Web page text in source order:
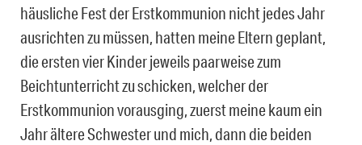
häusliche Fest der Erstkommunion nicht jedes Jahr
ausrichten zu müssen, hatten meine Eltern geplant,
die ersten vier Kinder jeweils paarweise zum
Beichtunterricht zu schicken, welcher der
Erstkommunion vorausging, zuerst meine kaum ein
Jahr ältere Schwester und mich, dann die beiden